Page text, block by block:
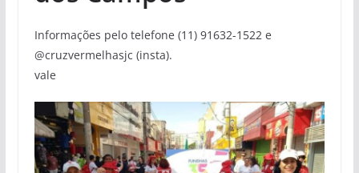
Informações pelo telefone (11) 91632-1522 e
@cruzvermelhasjc (insta).
vale